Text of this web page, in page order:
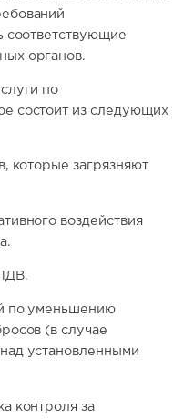
соответствующие
органов.
по
состоит из следующих
которые загрязняют
воздействия
по уменьшению
(в случае
установленными
контроля за